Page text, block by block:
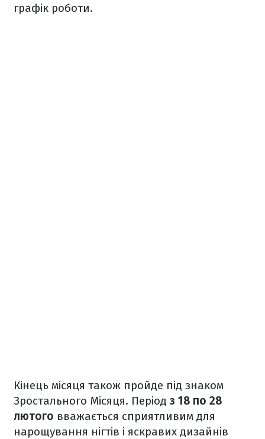
графік роботи.
Кінець місяця також пройде під знаком
Зростального Місяця. Періодз 18 по 28
лютого вважається сприятливим для
нарощування нігтів і яскравих дизайнів